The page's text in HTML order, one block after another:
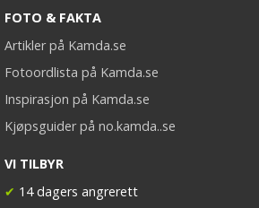
FOTO & FAKTA
Artikler på Kamda.se
Fotoordlista på Kamda.se
Inspirasjon på Kamda.se
Kjøpsguider på no.kamda..se
VI TILBYR
✔ 14 dagers angrerett